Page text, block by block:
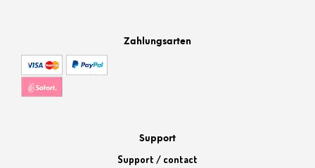
Zahlungsarten
Support
Support / contact